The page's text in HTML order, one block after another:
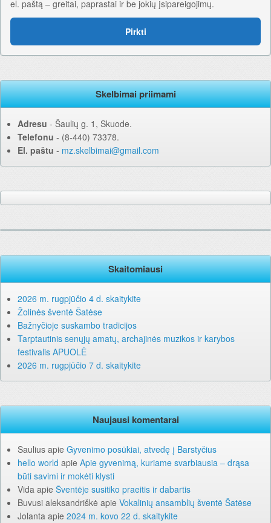
el. paštą – greitai, paprastai ir be jokių įsipareigojimų.
Pirkti
Skelbimai priimami
Adresu ‐ Šaulių g. 1, Skuode.
Telefonu ‐ (8-440) 73378.
El. paštu ‐ mz.skelbimai@gmail.com
Skaitomiausi
2026 m. rugpjūčio 4 d. skaitykite
Žolinės šventė Šatėse
Bažnyčioje suskambo tradicijos
Tarptautinis senųjų amatų, archajinės muzikos ir karybos
festivalis APUOLĖ
2026 m. rugpjūčio 7 d. skaitykite
Naujausi komentarai
Saulius apie Gyvenimo posūkiai, atvedę į Barstyčius
hello world apie Apie gyvenimą, kuriame svarbiausia – drąsa
būti savimi ir mokėti klysti
Vida apie Šventėje susitiko praeitis ir dabartis
Buvusi aleksandriškė apie Vokalinių ansamblių šventė Šatėse
Jolanta apie 2024 m. kovo 22 d. skaitykite